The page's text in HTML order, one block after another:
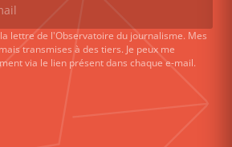
lettre de l'Observatoire du journalisme. Mes
transmises à des tiers. Je peux me
via le lien présent dans chaque e-mail.